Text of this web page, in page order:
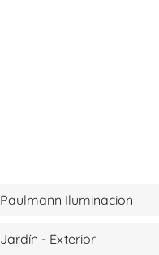
Paulmann Iluminacion
Jardín - Exterior